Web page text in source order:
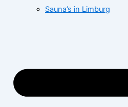
Sauna’s in Limburg